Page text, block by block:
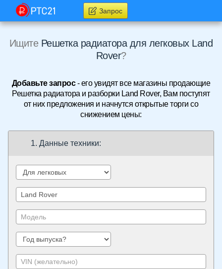
Запрос
Ищите Решетка радиатора для легковых Land
Rover?
Добавьте запрос- его увидят все магазины продающие
Решетка радиатора и разборки Land Rover, Вам поступят
от них предложения и начнутся открытые торги со
снижением цены:
1. Данные техники: